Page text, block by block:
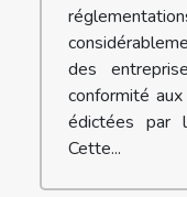
des
conformité
édictées par
Cette...